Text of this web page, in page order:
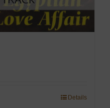
Details